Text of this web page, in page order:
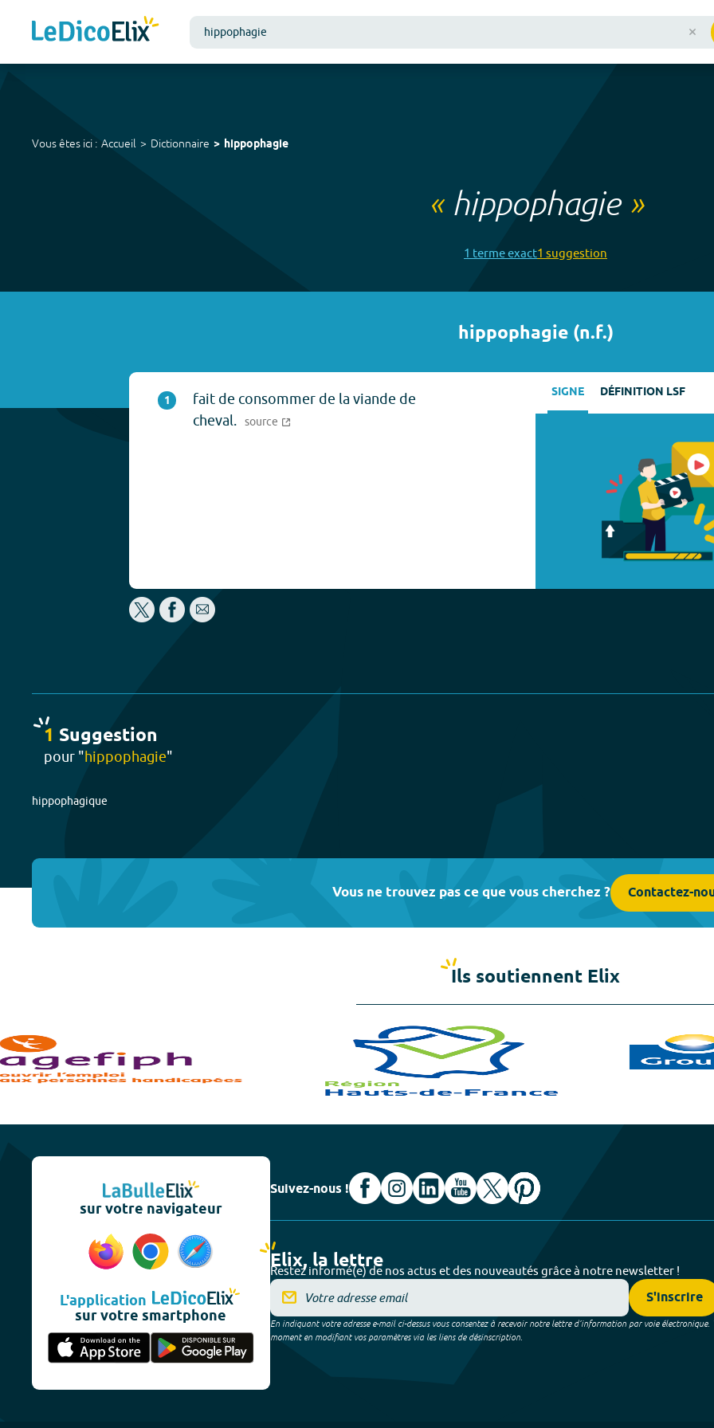
Vous êtes ici : Accueil Dictionnaire hippophagie
« hippophagie»
1 termeexact1 suggestion
hippophagie(n.f.)
1
fait de consommer de la viande de
cheval. source
SIGNE DÉFINITION LSF
1 Suggestion
pour "hippophagie"
hippophagique
Vous ne trouvez pas ce que vous cherchez ? Contactez-
Ils soutiennent Elix
sur votre navigateur
L'application
sur votre smartphone
Suivez-nous !
Elix, la lettre
Restez informé(e) de nos actus et des nouveautés grâce à notre newsletter !
S'inscrire
En indiquant votre adresse e-mail ci-dessus vous consentez à recevoir notre lettre d’information par voie électronique.
moment en modifiant vos paramètres via les liens de désinscription.